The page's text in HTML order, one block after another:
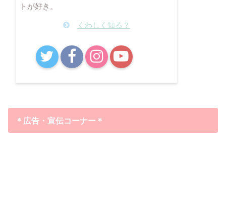
トが好き。
くわしく知る？
＊広告・宣伝コーナー＊